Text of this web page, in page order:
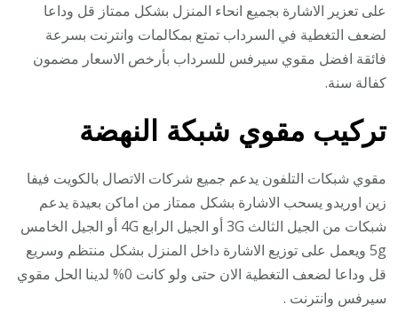
على تعزير الاشارة بجميع انحاء المنزل بشكل ممتاز قل وداعا
لضعف التغطية في السرداب تمتع بمكالمات وانترنت بسرعة
فائقة افضل مقوي سيرفس للسرداب بأرخص الاسعار مضمون
كفالة سنة.
تركيب مقوي شبكة النهضة
مقوي شبكات التلفون يدعم جميع شركات الاتصال بالكويت فيفا
زين اوريدو يسحب الاشارة بشكل ممتاز من اماكن بعيدة يدعم
شبكات من الجيل الثالث 3G أو الجيل الرابع 4G أو الجيل الخامس
5g ويعمل على توزيع الاشارة داخل المنزل بشكل منتظم وسريع
قل وداعا لضعف التغطية الان حتى ولو كانت 0% لدينا الحل مقوي
سيرفس وانترنت .